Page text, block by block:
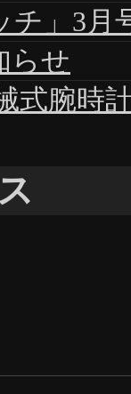
チ」3月
らせ
式腕時